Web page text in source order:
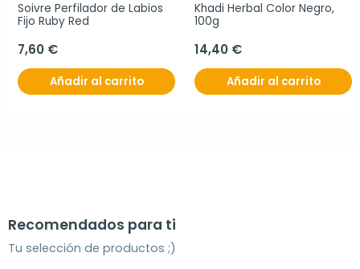
Soivre Perfilador de Labios
Fijo Ruby Red
7,60 €
Añadir al carrito
Khadi Herbal Color Negro,
100g
14,40 €
Añadir al carrito
Recomendados para ti
Tu selección de productos ;)